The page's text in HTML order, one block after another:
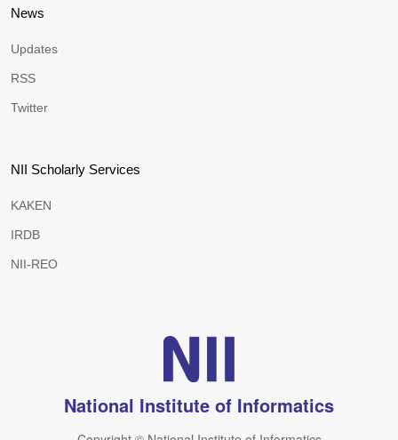
News
Updates
RSS
Twitter
NII Scholarly Services
KAKEN
IRDB
NII-REO
National Institute of Informatics